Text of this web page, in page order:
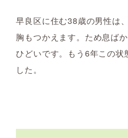
早良区に住む38歳の男性は
胸もつかえます。ため息ば
ひどいです。もう6年この状
した。